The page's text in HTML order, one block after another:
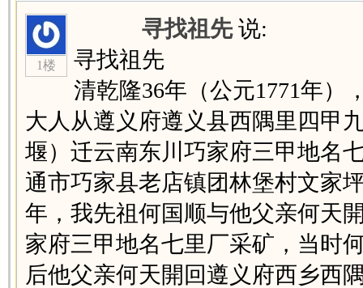
1楼
寻找祖先说:
寻找祖先
清乾隆36年（公元1771年）
大人从遵义府遵义县西隅里四甲
堰）迁云南东川巧家府三甲地名
通市巧家县老店镇团林堡村文家
年，我先祖何国顺与他父亲何天
家府三甲地名七里厂采矿，当时
后他父亲何天開回遵义府西乡西